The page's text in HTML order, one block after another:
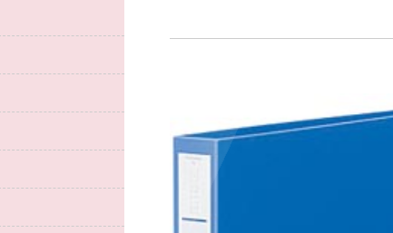
ジ
ール方式）
トリッジ
合機